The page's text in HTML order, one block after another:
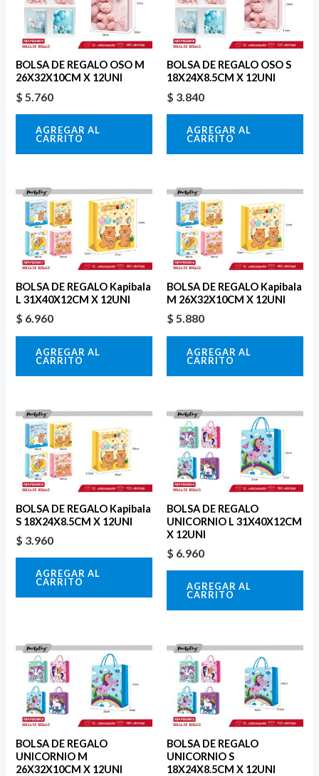
BOLSA DE REGALO OSO M
26X32X10CM X 12UNI
$ 5.760
AGREGAR AL
CARRITO
BOLSA DE REGALO OSO S
18X24X8.5CM X 12UNI
$ 3.840
AGREGAR AL
CARRITO
BOLSA DE REGALO Kapibala
L 31X40X12CM X 12UNI
$ 6.960
AGREGAR AL
CARRITO
BOLSA DE REGALO Kapibala
M 26X32X10CM X 12UNI
$ 5.880
AGREGAR AL
CARRITO
BOLSA DE REGALO Kapibala
S 18X24X8.5CM X 12UNI
$ 3.960
AGREGAR AL
CARRITO
BOLSA DE REGALO
UNICORNIO L 31X40X12CM
X 12UNI
$ 6.960
AGREGAR AL
CARRITO
BOLSA DE REGALO
UNICORNIO M
26X32X10CM X 12UNI
BOLSA DE REGALO
UNICORNIO S
18X24X8.5CM X 12UNI